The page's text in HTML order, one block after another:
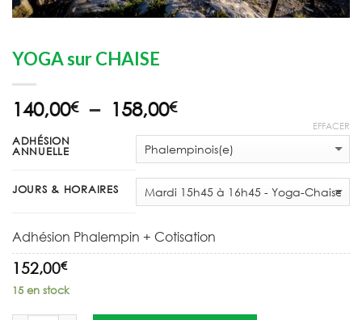
YOGA sur CHAISE
140,00€ – 158,00€Plage
prix :
140,00€
à
158,00€
ADHÉSION
ANNUELLE
JOURS & HORAIRES
EFFACER
Adhésion Phalempin + Cotisation
152,00€
15 en stock